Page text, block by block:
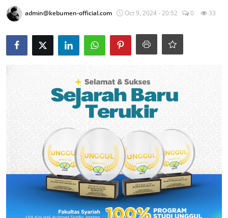
Raport Digital Madrasah
Cloud Drive
CBT
admin@kebumen-official.com Oct 9, 2024 - 20:52 0 33